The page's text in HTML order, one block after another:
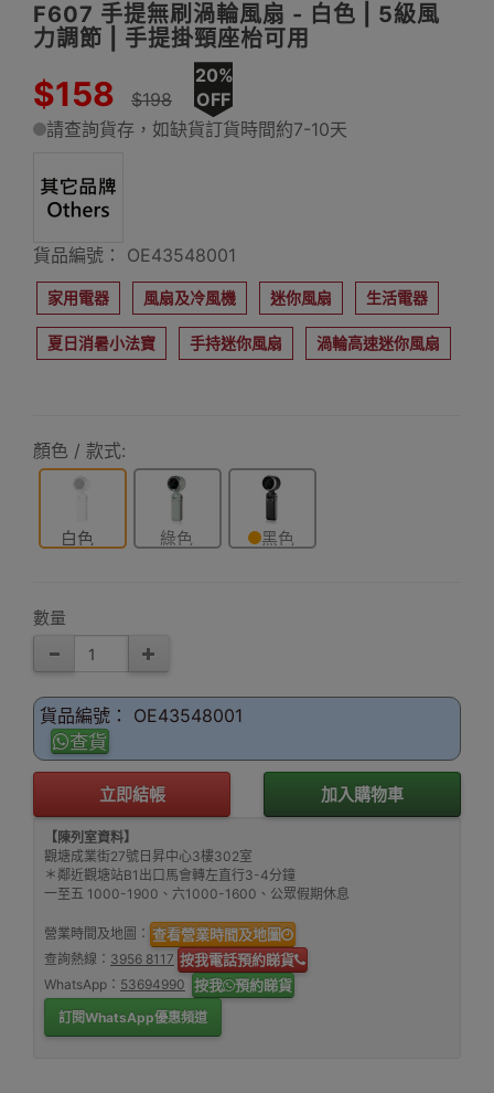
F607 手提無刷渦輪風扇 - 白色 | 5級風
力調節 | 手提掛頸座枱可用
$158 $198
20%
OFF
請查詢貨存，如缺貨訂貨時間約7-10天
貨品編號： OE43548001
家用電器 風扇及冷風機 迷你風扇 生活電器
夏日消暑小法寶 手持迷你風扇 渦輪高速迷你風扇
顏色 / 款式:
白色 綠色 黑色
數量
貨品編號： OE43548001
查貨
立即結帳 加入購物車
【陳列室資料】
觀塘成業街27號日昇中心3樓302室
＊鄰近觀塘站B1出口馬會轉左直行3-4分鐘
一至五 1000-1900、六1000-1600、公眾假期休息
營業時間及地圖： 查看營業時間及地圖
查詢熱線： 3956 8117 按我電話預約睇貨
WhatsApp： 53694990 按我 預約睇貨
訂閱WhatsApp優惠頻道